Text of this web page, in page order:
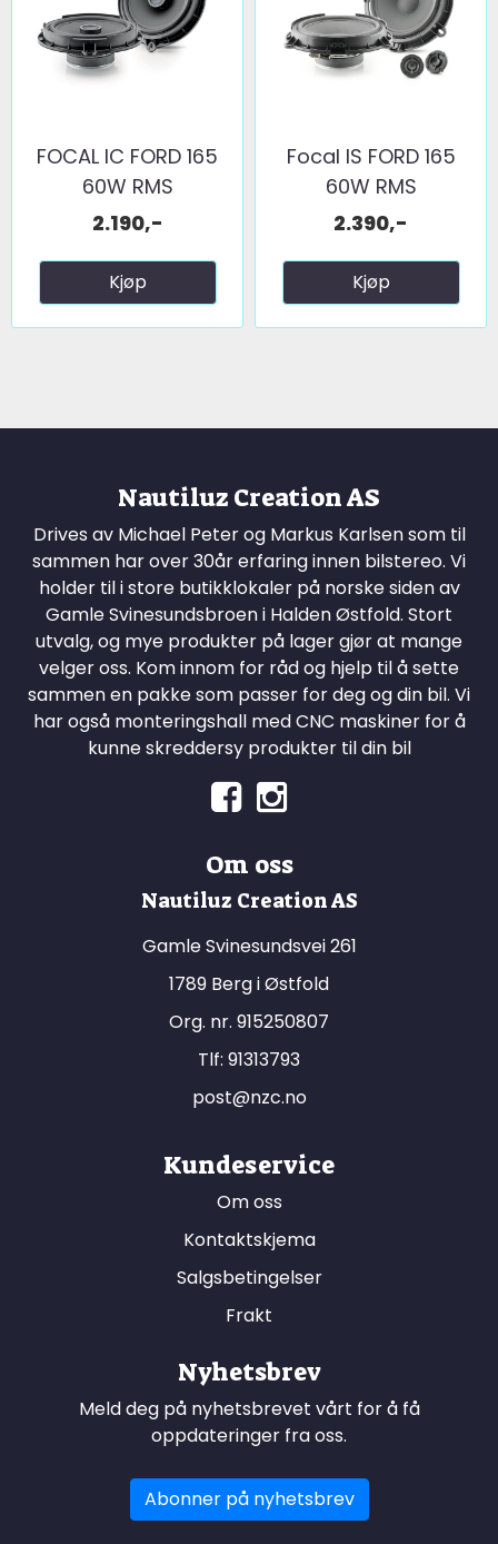
FOCAL IC FORD 165
60W RMS
2.190,-
Kjøp
Focal IS FORD 165
60W RMS
2.390,-
Kjøp
Nautiluz Creation AS
Drives av Michael Peter og Markus Karlsen som til
sammen har over 30år erfaring innen bilstereo. Vi
holder til i store butikklokaler på norske siden av
Gamle Svinesundsbroen i Halden Østfold. Stort
utvalg, og mye produkter på lager gjør at mange
velger oss. Kom innom for råd og hjelp til å sette
sammen en pakke som passer for deg og din bil. Vi
har også monteringshall med CNC maskiner for å
kunne skreddersy produkter til din bil
Om oss
Nautiluz Creation AS
Gamle Svinesundsvei 261
1789 Berg i Østfold
Org. nr. 915250807
Tlf: 91313793
post@nzc.no
Kundeservice
Om oss
Kontaktskjema
Salgsbetingelser
Frakt
Nyhetsbrev
Meld deg på nyhetsbrevet vårt for å få
oppdateringer fra oss.
Abonner på nyhetsbrev